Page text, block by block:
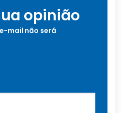
opinião
mail não será